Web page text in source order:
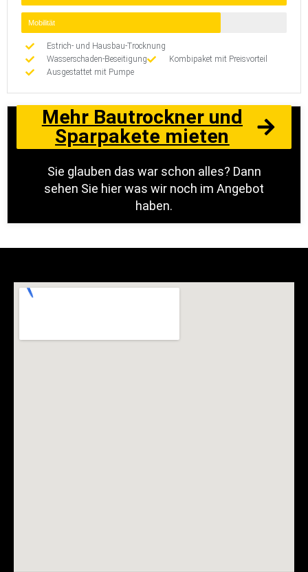
Mobilität
Estrich- und Hausbau-Trocknung
Wasserschaden-Beseitigung
Kombipaket mit Preisvorteil
Ausgestattet mit Pumpe
Mehr Bautrockner und
Sparpakete mieten
Sie glauben das war schon alles? Dann
sehen Sie hier was wir noch im Angebot
haben.